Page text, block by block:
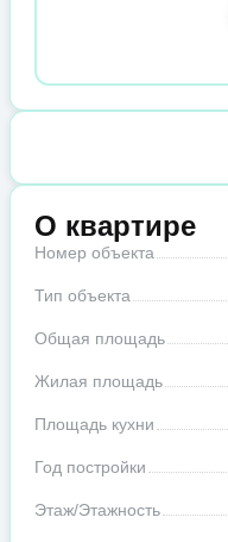
О квартире
Номер объекта
Тип объекта
Общая площадь
Жилая площадь
Площадь кухни
Год постройки
Этаж/Этажность